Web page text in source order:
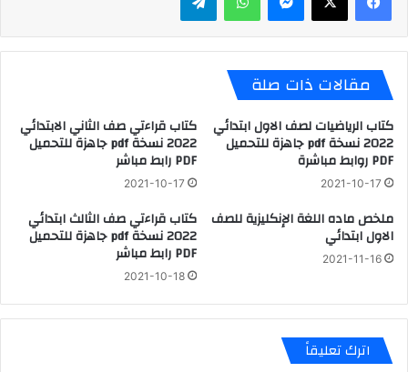
مقالات ذات صلة
كتاب الرياضيات لصف الاول ابتدائي
2022 نسخة pdf جاهزة للتحميل
PDF روابط مباشرة
2021-10-17
كتاب قراءتي صف الثاني الابتدائي
2022 نسخة pdf جاهزة للتحميل
PDF رابط مباشر
2021-10-17
ملخص ماده اللغة الإنكليزية للصف
الاول ابتدائي
2021-11-16
كتاب قراءتي صف الثالث ابتدائي
2022 نسخة pdf جاهزة للتحميل
PDF رابط مباشر
2021-10-18
اترك تعليقاً